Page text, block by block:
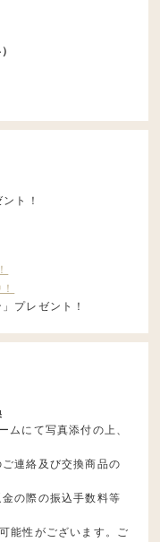
ト！
プレゼント！
ムにて写真添付の上、
連絡及び交換商品の
の際の振込手数料等
能性がございます。ご